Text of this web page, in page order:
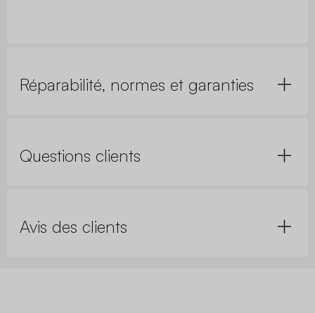
Réparabilité, normes et garanties
Questions clients
Avis des clients